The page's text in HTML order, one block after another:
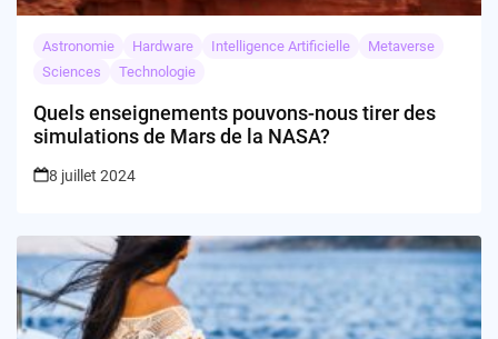
Astronomie Hardware Intelligence Artificielle
Metaverse
Sciences
Technologie
Quels enseignements pouvons-nous tirer des
simulations de Mars de la NASA?
8 juillet 2024